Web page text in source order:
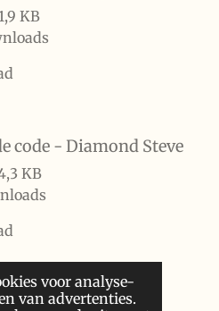
voor analyse-
van advertenties.
KB
code - Diamond Steve
KB